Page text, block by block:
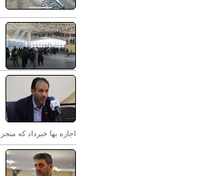
اجاره بها خبرداد که منجر به پلمب ۱۹۳۲ دفتر مشاور املاک و اخذ ۱۰ میلیارد